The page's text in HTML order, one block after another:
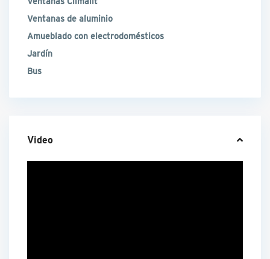
Ventanas de aluminio
Amueblado con electrodomésticos
Jardín
Bus
Video